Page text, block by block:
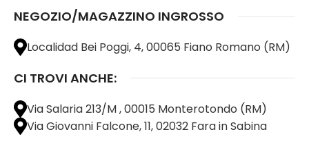
NEGOZIO/MAGAZZINO INGROSSO
Localidad Bei Poggi, 4, 00065 Fiano Romano (RM)
CI TROVI ANCHE:
Via Salaria 213/M , 00015 Monterotondo (RM)
Via Giovanni Falcone, 11, 02032 Fara in Sabina